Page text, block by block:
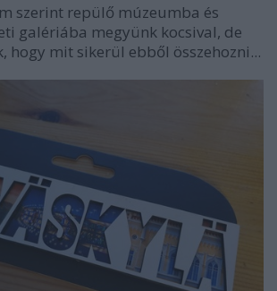
szerint repülő múzeumba és
galériába megyünk kocsival, de
hogy mit sikerül ebből összehozni...